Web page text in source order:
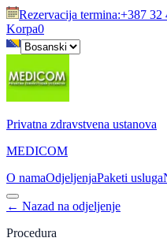
Rezervacija termina:+387 32
Korpa0
Privatna zdravstvena ustanova
MEDICOM
O namaOdjeljenjaPaketi usluga
← Nazad na odjeljenje
Procedura